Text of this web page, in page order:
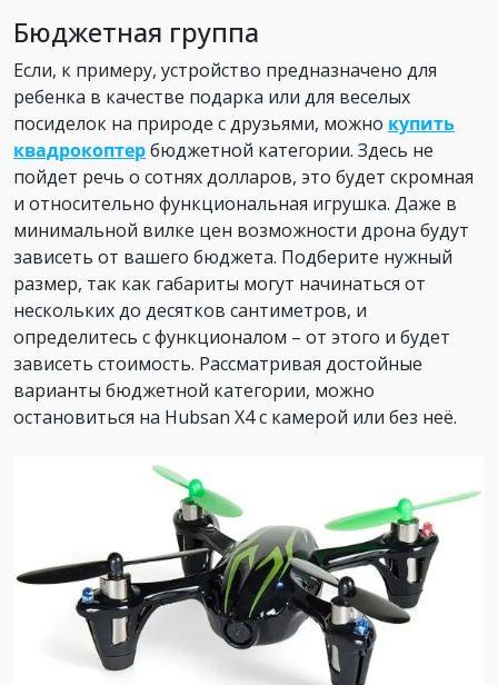
Бюджетная группа
Если, к примеру, устройство предназначено для
ребенка в качестве подарка или для веселых
посиделок на природе с друзьями, можно купить
квадрокоптербюджетной категории. Здесь не
пойдет речь о сотнях долларов, это будет скромная
и относительно функциональная игрушка. Даже в
минимальной вилке цен возможности дрона будут
зависеть от вашего бюджета. Подберите нужный
размер, так как габариты могут начинаться от
нескольких до десятков сантиметров, и
определитесь с функционалом – от этого и будет
зависеть стоимость. Рассматривая достойные
варианты бюджетной категории, можно
остановиться на Hubsan X4 с камерой или без неё.